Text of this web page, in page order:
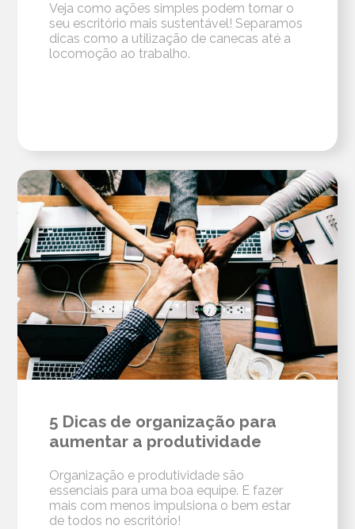
Veja como ações simples podem tornar o
seu escritório mais sustentável! Separamos
dicas como a utilização de canecas até a
locomoção ao trabalho.
5 Dicas de organização para
aumentar a produtividade
Organização e produtividade são
essenciais para uma boa equipe. E fazer
mais com menos impulsiona o bem estar
de todos no escritório!